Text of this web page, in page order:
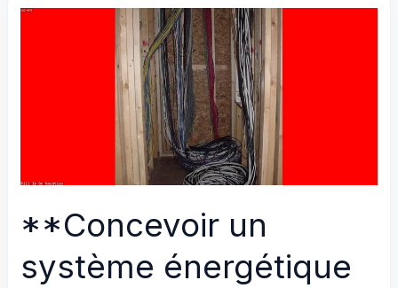
NAS
Intégration
Victron
MultiPlus-
II
**Concevoir un
système énergétique